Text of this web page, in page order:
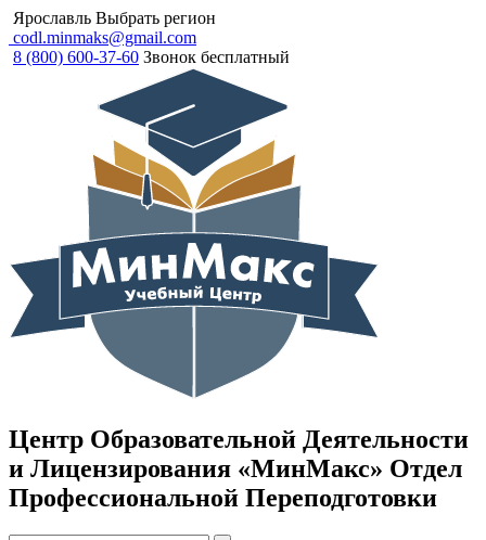
Ярославль Выбрать регион
codl.minmaks@gmail.com
8 (800) 600-37-60 Звонок бесплатный
Центр Образовательной Деятельности
и Лицензирования «МинМакс» Отдел
Профессиональной Переподготовки